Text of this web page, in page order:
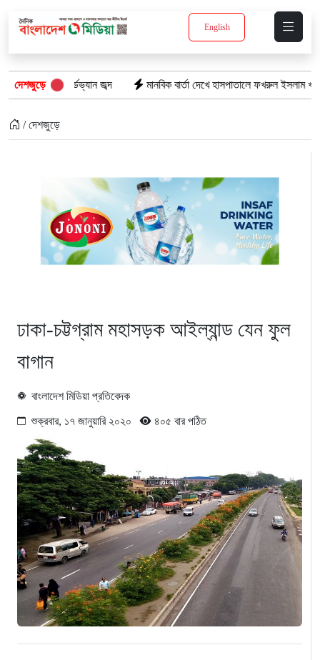
English
দেশজুড়ে
জব্দ মানবিক বার্তা দেখে হাসপাতালে ফখরুল ইসলাম খান সিআইপি
/ দেশজুড়ে
ঢাকা-চট্টগ্রাম মহাসড়ক আইল্যান্ড যেন ফুল
বাগান
বাংলাদেশ মিডিয়া প্রতিবেদক
শুক্রবার, ১৭ জানুয়ারি ২০২০ ৪০৫ বার পঠিত